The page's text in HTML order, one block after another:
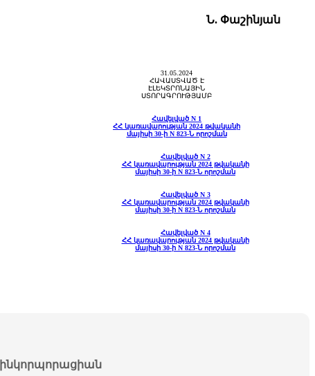
Ն. Փաշինյան
31.05.2024
ՀԱՎԱՍՏՎԱԾ Է
ԷԼԵԿՏՐՈՆԱՅԻՆ
ՍՏՈՐԱԳՐՈՒԹՅԱՄԲ
Հավելված N 1
ՀՀ կառավարության 2024 թվականի
մայիսի 30-ի N 823-Ն որոշման
Հավելված N 2
ՀՀ կառավարության 2024 թվականի
մայիսի 30-ի N 823-Ն որոշման
Հավելված N 3
ՀՀ կառավարության 2024 թվականի
մայիսի 30-ի N 823-Ն որոշման
Հավելված N 4
ՀՀ կառավարության 2024 թվականի
մայիսի 30-ի N 823-Ն որոշման